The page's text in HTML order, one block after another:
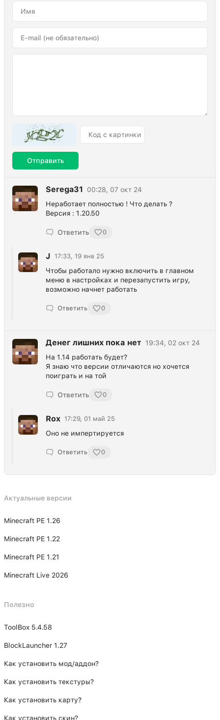
Отправить
Serega31
00:28, 07 окт 24
Неработает полностью ! Что делать ?
Версия : 1.20.50
Ответить 0
J 17:33, 19 янв 25
Чтобы работало нужно включить в главном
меню в настройках и перезапустить игру,
возможно начнет работать
Ответить 0
Денег лишних пока нет
19:34, 02 окт 24
На 1.14 работать будет?
Я знаю что версии отличаются но хочется
поиграть и на той
Ответить 0
Rox 17:29, 01 май 25
Оно не импертируется
Ответить 0
Актуальные версии
Minecraft PE 1.26
Minecraft PE 1.22
Minecraft PE 1.21
Minecraft Live 2026
Полезно
ToolBox 5.4.58
BlockLauncher 1.27
Как установить мод/аддон?
Как установить текстуры?
Как установить карту?
Как установить скин?